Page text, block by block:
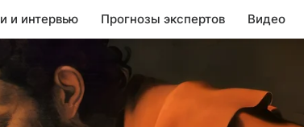
и интервью Прогнозы экспертов Видео